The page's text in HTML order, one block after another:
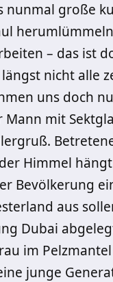
nunmal große
– das ist
nicht alle
uns doch
mit
Himmel
Bevölkerung
aus
Dubai
im
junge